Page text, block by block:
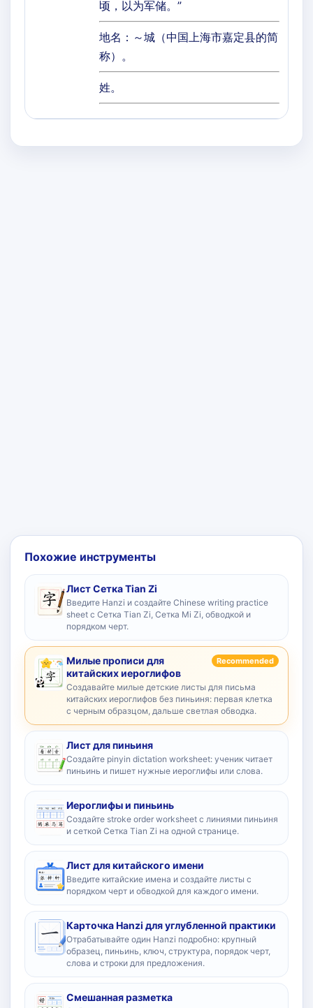
顷，以为军储。”
地名：～城（中国上海市嘉定县的简
称）。
姓。
Похожие инструменты
Лист Сетка Tian Zi
Введите Hanzi и создайте Chinese writing practice
sheet с Сетка Tian Zi, Сетка Mi Zi, обводкой и
порядком черт.
Милые прописи для
китайских иероглифов
Recommended
Создавайте милые детские листы для письма
китайских иероглифов без пиньиня: первая клетка
с черным образцом, дальше светлая обводка.
Лист для пиньиня
Создайте pinyin dictation worksheet: ученик читает
пиньинь и пишет нужные иероглифы или слова.
Иероглифы и пиньинь
Создайте stroke order worksheet с линиями пиньиня
и сеткой Сетка Tian Zi на одной странице.
Лист для китайского имени
Введите китайские имена и создайте листы с
порядком черт и обводкой для каждого имени.
Карточка Hanzi для углубленной практики
Отрабатывайте один Hanzi подробно: крупный
образец, пиньинь, ключ, структура, порядок черт,
слова и строки для предложения.
Смешанная разметка